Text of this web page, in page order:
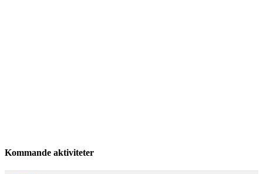
Kommande aktiviteter